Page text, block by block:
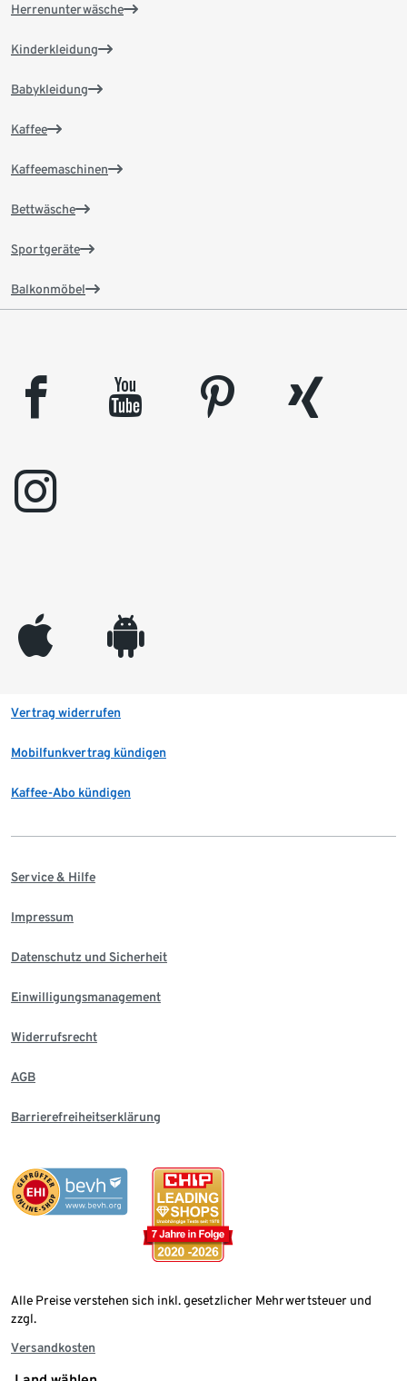
Herrenunterwäsche
Kinderkleidung
Babykleidung
Kaffee
Kaffeemaschinen
Bettwäsche
Sportgeräte
Balkonmöbel
facebook youtube pinterest
xing
instagram
appleinc android
Vertrag widerrufen
Mobilfunkvertrag kündigen
Kaffee-Abo kündigen
Service & Hilfe
Impressum
Datenschutz und Sicherheit
Einwilligungsmanagement
Widerrufsrecht
AGB
Barrierefreiheitserklärung
Alle Preise verstehen sich inkl. gesetzlicher Mehrwertsteuer und
zzgl.
Versandkosten